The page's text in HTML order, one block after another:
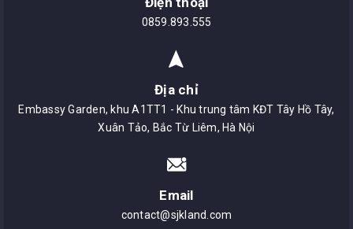
0859.893.555
Địa chỉ
Embassy Garden, khu A1TT1 - Khu trung tâm KĐT Tây Hồ Tây,
Xuân Tảo, Bắc Từ Liêm, Hà Nội
Email
contact@sjkland.com